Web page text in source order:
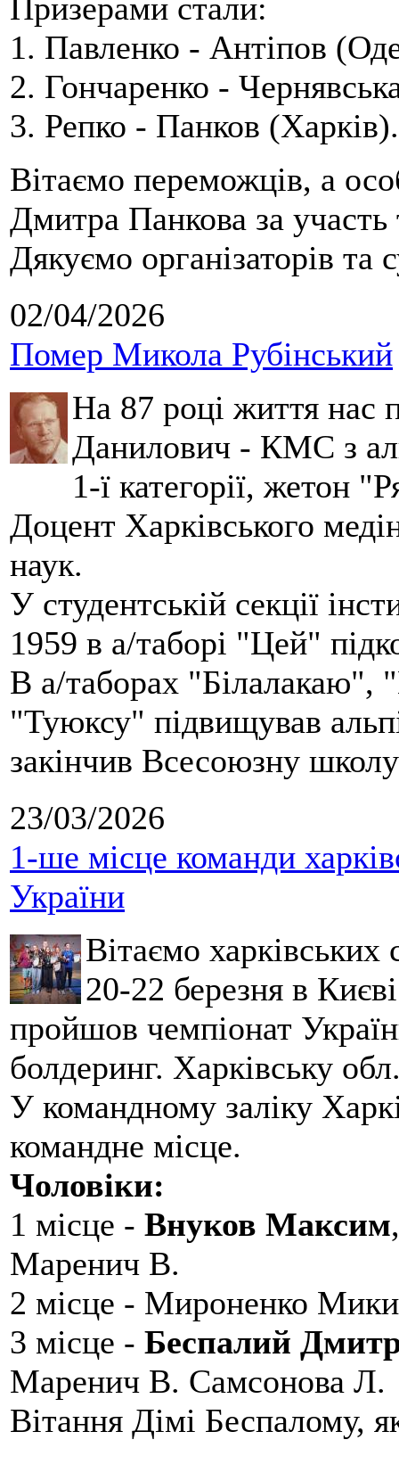
Призерами стали:
1. Павленко - Антіпов
2. Гончаренко -
3. Репко - Панков (Харків).
Вітаємо переможців, а
Дмитра Панкова за
Дякуємо організаторів та
02/04/2026
Помер Микола Рубінський
На 87 році життя нас
Данилович - КМС з
1-ї категорії, жетон
Доцент Харківського
наук.
У студентській секції
1959 в а/таборі "Цей"
В а/таборах "Білалакаю",
"Туюксу" підвищував
закінчив Всесоюзну
23/03/2026
1-ше місце команди
України
Вітаємо
20-22 березня в
пройшов чемпіонат
болдеринг. Харківську
У командному заліку
командне місце.
Чоловіки:
1 місце - Внуков Максим
Маренич В.
2 місце - Мироненко
3 місце - Беспалий
Маренич В. Самсонова Л.
Вітання Дімі Беспалому,